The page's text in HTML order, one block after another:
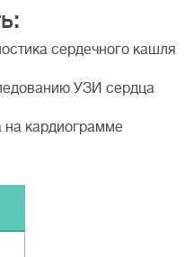
сердечного кашля
УЗИ сердца
на кардиограмме